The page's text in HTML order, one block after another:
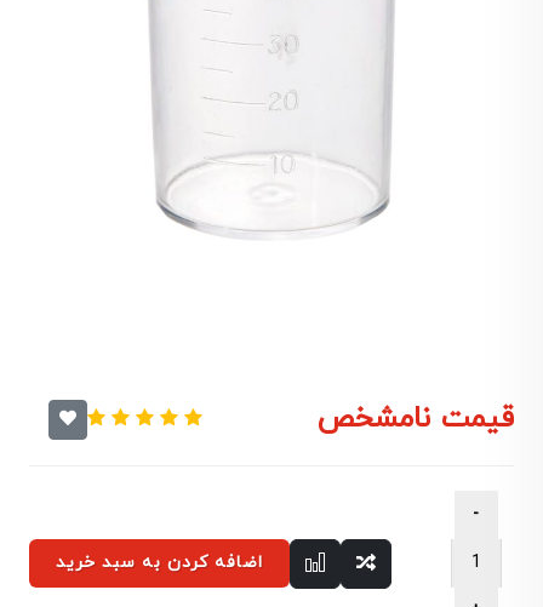
قیمت نامشخص
اضافه کردن به سبد خرید